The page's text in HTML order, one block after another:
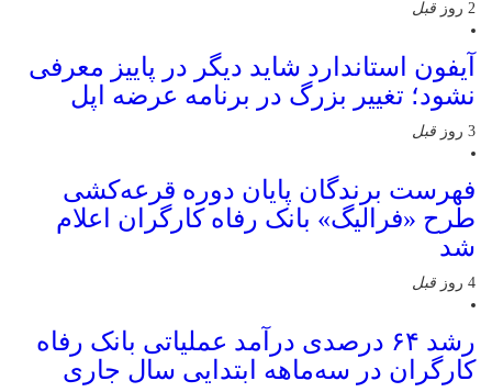
2 روز قبل
آیفون استاندارد شاید دیگر در پاییز معرفی
نشود؛ تغییر بزرگ در برنامه عرضه اپل
3 روز قبل
فهرست برندگان پایان دوره قرعه‌کشی
طرح «فرالیگ» بانک رفاه کارگران اعلام
شد
4 روز قبل
رشد ۶۴ درصدی درآمد عملیاتی بانک رفاه
کارگران در سه‌ماهه ابتدایی سال جاری